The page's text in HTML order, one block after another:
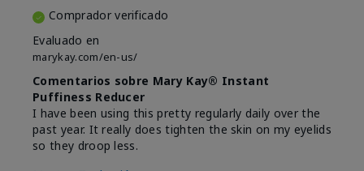
Comprador verificado
Evaluado en
marykay.com/en-us/
Comentarios sobre Mary Kay® Instant
Puffiness Reducer
I have been using this pretty regularly daily over the
past year. It really does tighten the skin on my eyelids
so they droop less.